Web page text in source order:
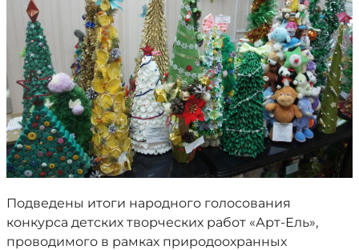
Подведены итоги народного голосования
конкурса детских творческих работ «Арт-Ель»,
проводимого в рамках природоохранных